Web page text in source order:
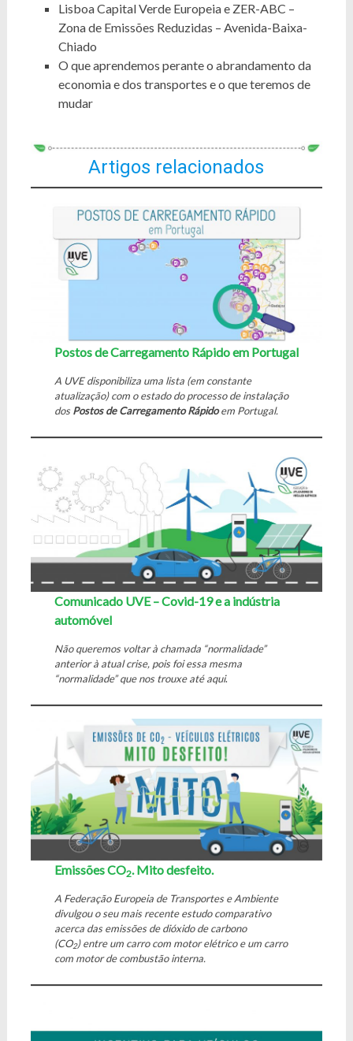
Lisboa Capital Verde Europeia e ZER-ABC –
Zona de Emissões Reduzidas – Avenida-Baixa-
Chiado
O que aprendemos perante o abrandamento da
economia e dos transportes e o que teremos de
mudar
Artigos relacionados
Postos de Carregamento Rápido em Portugal
A UVE disponibiliza uma lista (em constante
atualização) com o estado do processo de instalação
dosPostos de Carregamento Rápidoem Portugal.
Comunicado UVE – Covid-19 e a indústria
automóvel
Não queremos voltar à chamada “normalidade”
anterior à atual crise, pois foi essa mesma
“normalidade” que nos trouxe até aqui.
Emissões CO2. Mito desfeito.
A Federação Europeia de Transportes e Ambiente
divulgou o seu mais recente estudo comparativo
acerca das emissões de dióxido de carbono
(CO2) entre um carro com motor elétrico e um carro
com motor de combustão interna.